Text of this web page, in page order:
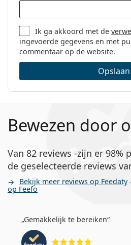
Ik ga akkoord met de
ingevoerde gegevens en met
commentaar op de website.
Opslaan
Bewezen door
Van 82 reviews -zijn er 98%
de geselecteerde reviews
Bekijk meer reviews op Feedaty
op Feefo
Gemakkelijk te bereiken